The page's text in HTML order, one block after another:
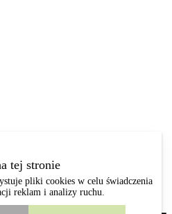
(bezdotykowo).
dla Rybníky Starostín
tej stronie
pliki cookies w celu świadczenia
reklam i analizy ruchu.